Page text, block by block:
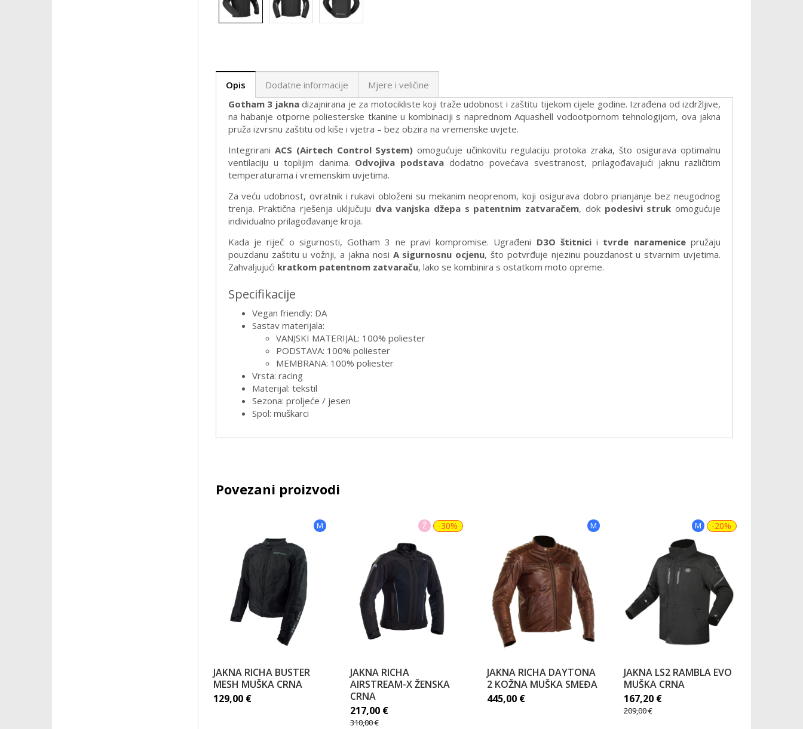
Opis Dodatne informacije
Mjere i veličine
Gotham 3 jaknadizajnirana je za motocikliste koji traže udobnost i zaštitu tijekom cijele godine. Izrađena od izdržljive,
na habanje otporne poliesterske tkanine u kombinaciji s naprednom Aquashell vodootpornom tehnologijom, ova jakna
pruža izvrsnu zaštitu od kiše i vjetra – bez obzira na vremenske uvjete.
Integrirani ACS (Airtech Control System) omogućuje učinkovitu regulaciju protoka zraka, što osigurava optimalnu
ventilaciju u toplijim danima. Odvojiva podstava dodatno povećava svestranost, prilagođavajući jaknu različitim
temperaturama i vremenskim uvjetima.
Za veću udobnost, ovratnik i rukavi obloženi su mekanim neoprenom, koji osigurava dobro prianjanje bez neugodnog
trenja. Praktična rješenja uključuju dva vanjska džepa s patentnim zatvaračem, dok podesivi struk omogućuje
individualno prilagođavanje kroja.
Kada je riječ o sigurnosti, Gotham 3 ne pravi kompromise. Ugrađeni D3O štitnicii tvrde naramenicepružaju
pouzdanu zaštitu u vožnji, a jakna nosi A sigurnosnu ocjenu, što potvrđuje njezinu pouzdanost u stvarnim uvjetima.
Zahvaljujući kratkom patentnom zatvaraču, lako se kombinira s ostatkom moto opreme.
Specifikacije
Vegan friendly: DA
Sastav materijala:
VANJSKI MATERIJAL: 100% poliester
PODSTAVA: 100% poliester
MEMBRANA: 100% poliester
Vrsta: racing
Materijal: tekstil
Sezona: proljeće / jesen
Spol: muškarci
Povezani proizvodi
M
JAKNA RICHA BUSTER
MESH MUŠKA CRNA
129,00 €
Ž -30%
JAKNA RICHA
AIRSTREAM-X ŽENSKA
CRNA
217,00 €
310,00€
M
JAKNA RICHA DAYTONA
2 KOŽNA MUŠKA SMEĐA
445,00 €
M -20%
JAKNA LS2 RAMBLA EVO
MUŠKA CRNA
167,20 €
209,00€